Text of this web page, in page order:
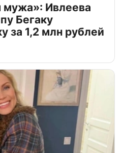
мужа»: Ивлеева
Бегаку
за 1,2 млн рублей